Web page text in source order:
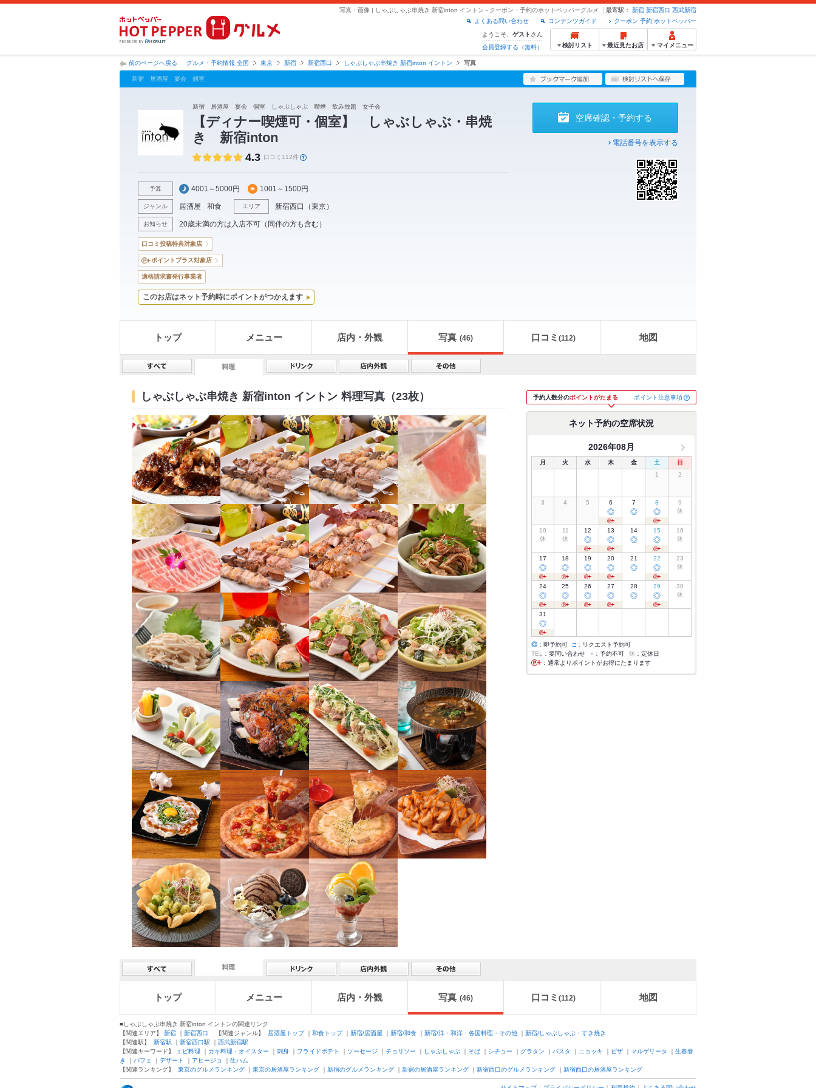
写真・画像 | しゃぶしゃぶ串焼き 新宿inton イントン - クーポン・予約のホットペッパーグルメ 最寄駅： 新宿 新宿西口 西武新宿
クーポン 予約 ホットペッパー
コンテンツガイド
よくある問い合わせ
ようこそ、 ゲスト さん
会員登録する（無料）
検討リスト 最近見たお店 マイメニュー
前のページへ戻る グルメ・予約情報 全国 東京 新宿 新宿西口 しゃぶしゃぶ串焼き 新宿inton イントン 写真
新宿 居酒屋 宴会 個室
新宿 居酒屋 宴会 個室 しゃぶしゃぶ 喫煙 飲み放題 女子会
【ディナー喫煙可・個室】 しゃぶしゃぶ・串焼
き 新宿inton
4.3 口コミ112件
予算 4001～5000円 1001～1500円
ジャンル 居酒屋 和食 エリア 新宿西口 （東京）
お知らせ 20歳未満の方は入店不可（同伴の方も含む）
空席確認・予約する
電話番号を表示する
口コミ投稿特典対象店
ポイントプラス対象店
適格請求書発行事業者
このお店はネット予約時にポイントがつかえます
トップ メニュー 店内・外観 写真 (46) 口コミ (112) 地図
しゃぶしゃぶ串焼き 新宿inton イントン 料理写真（23枚） 予約人数分のポイントがたまる ポイント注意事項
ネット予約の空席状況
2026年08月
月 火 水 木 金 土
日
1
2
3 4 5 6
◎
7
◎
8
◎
9
休
10
休
11
休
12
◎
13
◎
14
◎
15
◎
16
休
17
◎
18
◎
19
◎
20
◎
21
◎
22
◎
23
休
24
◎
25
◎
26
◎
27
◎
28
◎
29
◎
30
休
31
◎
◎ ：即予約可 □ ：リクエスト予約可
TEL
：要問い合わせ × ：予約不可 休 ：定休日
：通常よりポイントがお得にたまります
トップ メニュー 店内・外観 写真 (46) 口コミ (112) 地図
■しゃぶしゃぶ串焼き 新宿inton イントンの関連リンク
【関連エリア】 新宿 ｜ 新宿西口 【関連ジャンル】 居酒屋トップ｜ 和食トップ｜ 新宿/居酒屋 ｜ 新宿/和食 ｜ 新宿/洋・和洋・各国料理・その他 ｜ 新宿/しゃぶしゃぶ・すき焼き
【関連駅】 新宿駅 ｜ 新宿西口駅 ｜ 西武新宿駅
【関連キーワード】 エビ料理 ｜ カキ料理・オイスター ｜ 刺身 ｜ フライドポテト ｜ ソーセージ ｜ チョリソー ｜ しゃぶしゃぶ ｜ そば ｜ シチュー ｜ グラタン ｜ パスタ ｜ ニョッキ ｜ ピザ ｜ マルゲリータ ｜ 生春巻
き
｜ パフェ ｜ デザート ｜ アヒージョ ｜ 生ハム
【関連ランキング】 東京のグルメランキング ｜ 東京の居酒屋ランキング ｜ 新宿のグルメランキング ｜ 新宿の居酒屋ランキング ｜ 新宿西口のグルメランキング ｜ 新宿西口の居酒屋ランキング